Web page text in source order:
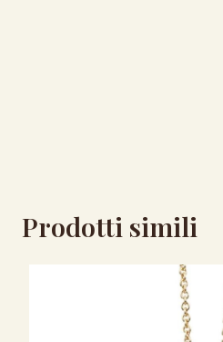
Prodotti simili